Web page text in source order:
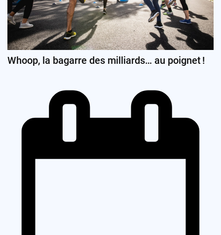
Whoop, la bagarre des milliards… au poignet !